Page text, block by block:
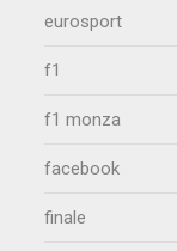
eurosport
f1
f1 monza
facebook
finale